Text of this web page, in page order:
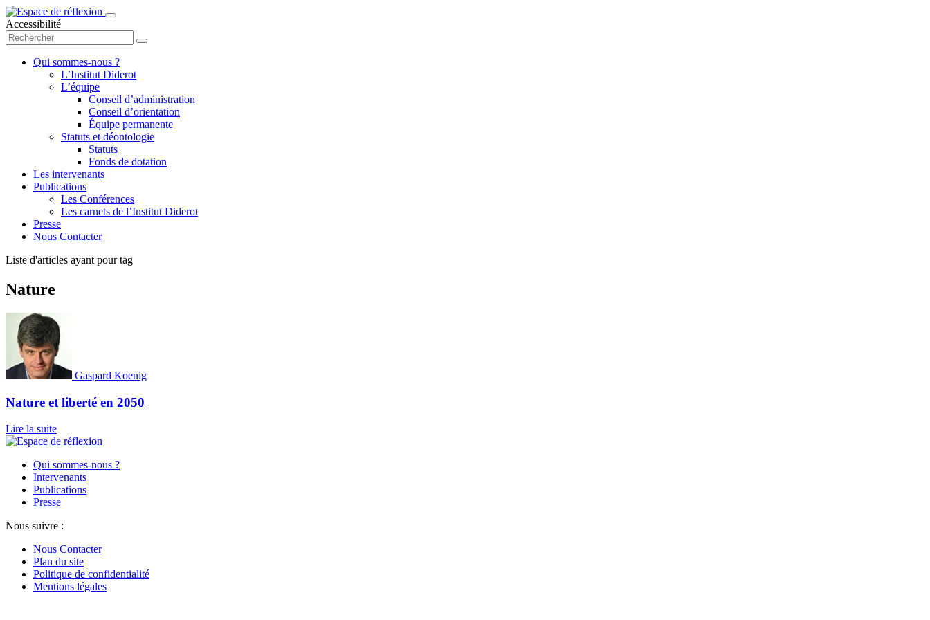
Accessibilité
Qui sommes-nous ?
L’Institut Diderot
L’équipe
Conseil d’administration
Conseil d’orientation
Équipe permanente
Statuts et déontologie
Statuts
Fonds de dotation
Les intervenants
Publications
Les Conférences
Les carnets de l’Institut Diderot
Presse
Nous Contacter
Liste d'articles ayant pour tag
Nature
Gaspard Koenig
Nature et liberté en 2050
Lire la suite
Qui sommes-nous ?
Intervenants
Publications
Presse
Nous suivre :
Nous Contacter
Plan du site
Politique de confidentialité
Mentions légales